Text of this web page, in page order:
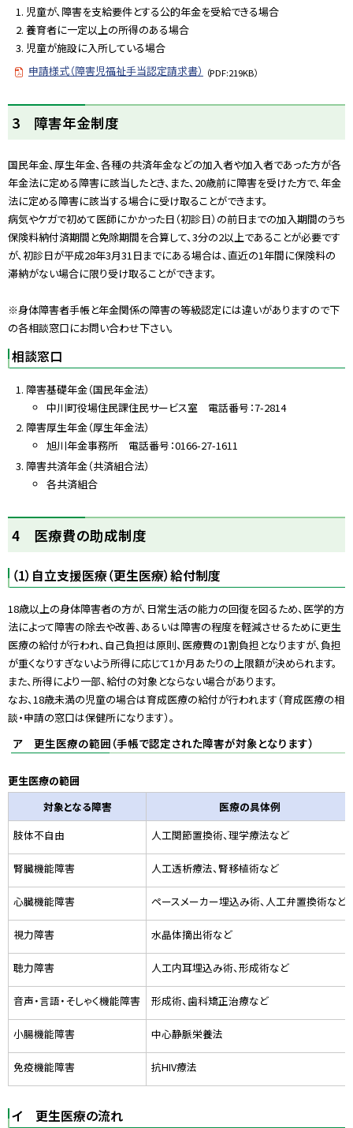
児童が、障害を支給要件とする公的年金を受給できる場合
養育者に一定以上の所得のある場合
児童が施設に入所している場合
申請様式（障害児福祉手当認定請求書） （PDF:219KB）
ッ
に
戻
る
3 障害年金制度
国民年金、厚生年金、各種の共済年金などの加入者や加入者であった方が各
年金法に定める障害に該当したとき、また、20歳前に障害を受けた方で、年金
法に定める障害に該当する場合に受け取ることができます。
病気やケガで初めて医師にかかった日（初診日）の前日までの加入期間のうち
保険料納付済期間と免除期間を合算して、3分の2以上であることが必要です
が、初診日が平成28年3月31日までにある場合は、直近の1年間に保険料の
滞納がない場合に限り受け取ることができます。
※身体障害者手帳と年金関係の障害の等級認定には違いがありますので下
の各相談窓口にお問い合わせ下さい。
相談窓口
障害基礎年金（国民年金法）
中川町役場住民課住民サービス室 電話番号：7-2814
障害厚生年金（厚生年金法）
旭川年金事務所 電話番号：0166-27-1611
障害共済年金（共済組合法）
各共済組合
ッ
に
る
4 医療費の助成制度
（1）自立支援医療（更生医療）給付制度
18歳以上の身体障害者の方が、日常生活の能力の回復を図るため、医学的方
法によって障害の除去や改善、あるいは障害の程度を軽減させるために更生
医療の給付が行われ、自己負担は原則、医療費の1割負担となりますが、負担
が重くなりすぎないよう所得に応じて1か月あたりの上限額が決められます。
また、所得により一部、給付の対象とならない場合があります。
なお、18歳未満の児童の場合は育成医療の給付が行われます（育成医療の相
談・申請の窓口は保健所になります）。
ア 更生医療の範囲（手帳で認定された障害が対象となります）
更生医療の範囲
対象となる障害
医療の具体例
肢体不自由
人工関節置換術、理学療法など
腎臓機能障害 人工透析療法、腎移植術など
心臓機能障害 ペースメーカー埋込み術、人工弁置換術など
視力障害 水晶体摘出術など
聴力障害 人工内耳埋込み術、形成術など
音声・言語・そしゃく機能障害 形成術、歯科矯正治療など
小腸機能障害 中心静脈栄養法
免疫機能障害 抗HIV療法
イ 更生医療の流れ